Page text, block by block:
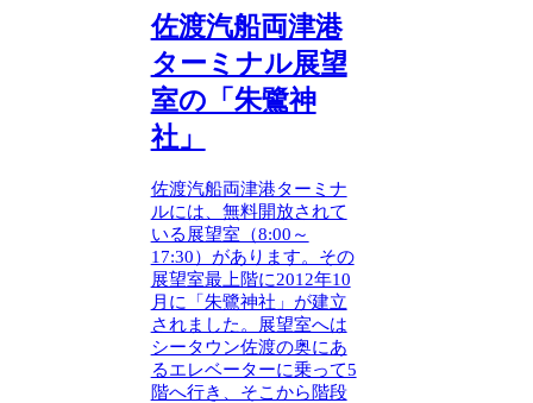
佐渡汽船両津港
ターミナル展望
室の「朱鷺神
社」
佐渡汽船両津港ターミナ
ルには、無料開放されて
いる展望室（8:00～
17:30）があります。その
展望室最上階に2012年10
月に「朱鷺神社」が建立
されました。展望室へは
シータウン佐渡の奥にあ
るエレベーターに乗って5
階へ行き、そこから階段